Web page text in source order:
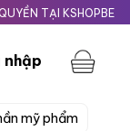
KSHOPBEAUTY.VN
mỹ phẩm